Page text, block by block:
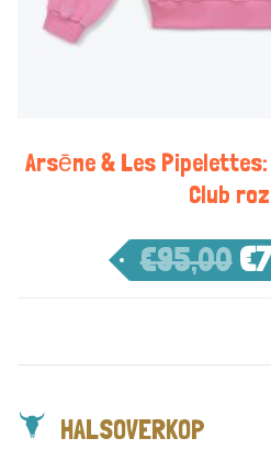
Arsēne & Les
Club
€95,00 €
HALSOVERKOP